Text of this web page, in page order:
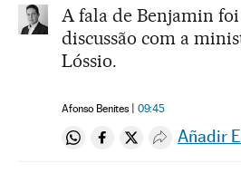
A fala de Benjamin
discussão com a
Lóssio.
Afonso Benites 09:45
Compartir en Whatsapp
Compartir en
Compartir en
Desplegar
Añadir